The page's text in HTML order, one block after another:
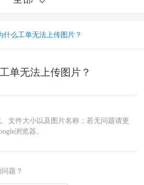
什么工单无法上传图片？
单无法上传图片？
文件大小以及图片名称；若无问题请更
浏览器。
题？